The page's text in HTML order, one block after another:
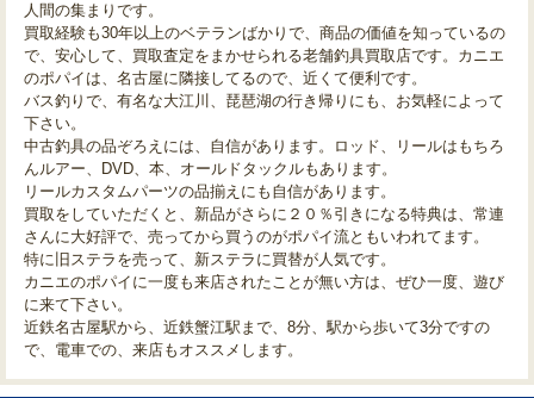
人間の集まりです。
買取経験も30年以上のベテランばかりで、商品の価値を知っているの
で、安心して、買取査定をまかせられる老舗釣具買取店です。カニエ
のポパイは、名古屋に隣接してるので、近くて便利です。
バス釣りで、有名な大江川、琵琶湖の行き帰りにも、お気軽によって
下さい。
中古釣具の品ぞろえには、自信があります。ロッド、リールはもちろ
んルアー、DVD、本、オールドタックルもあります。
リールカスタムパーツの品揃えにも自信があります。
買取をしていただくと、新品がさらに２０％引きになる特典は、常連
さんに大好評で、売ってから買うのがポパイ流ともいわれてます。
特に旧ステラを売って、新ステラに買替が人気です。
カニエのポパイに一度も来店されたことが無い方は、ぜひ一度、遊び
に来て下さい。
近鉄名古屋駅から、近鉄蟹江駅まで、8分、駅から歩いて3分ですの
で、電車での、来店もオススメします。